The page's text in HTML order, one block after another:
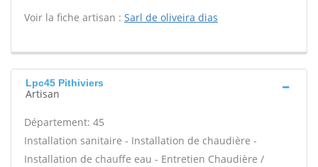
Voir la fiche artisan : Sarl de oliveira dias
Lpc45 Pithiviers
Artisan
Département: 45
Installation sanitaire - Installation de chaudière -
Installation de chauffe eau - Entretien Chaudière /